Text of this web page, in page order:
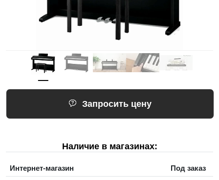
Запросить цену
Наличие в магазинах:
Интернет-магазин
Под заказ